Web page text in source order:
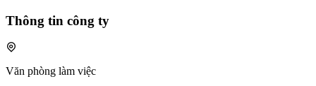
Thông tin công ty
Văn phòng làm việc